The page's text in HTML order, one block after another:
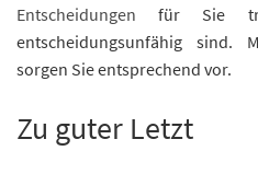
Entscheidungen für Sie
entscheidungsunfähig sind.
sorgen Sie entsprechend vor.
Zu guter Letzt